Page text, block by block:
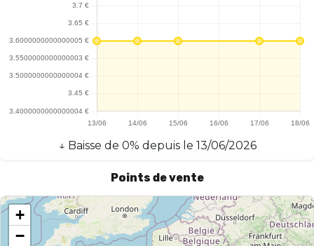
↓ Baisse de 0% depuis le 13/06/2026
Points de vente
+
−